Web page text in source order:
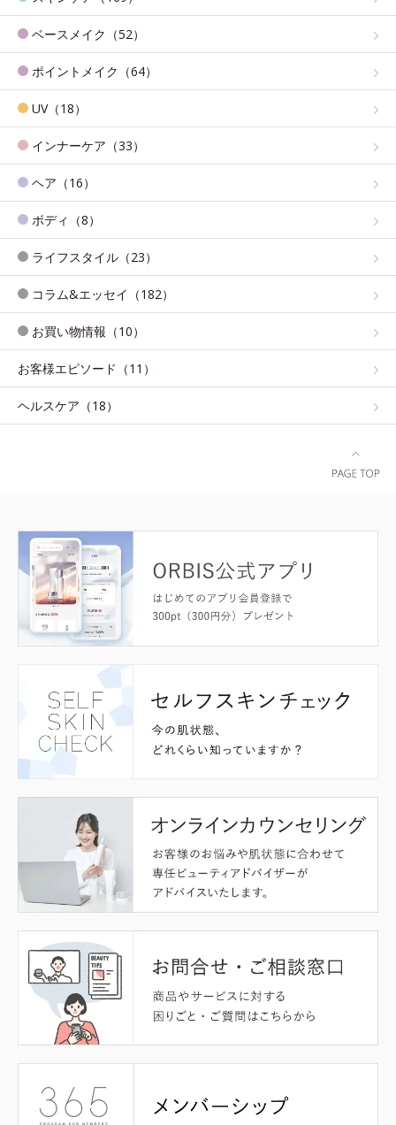
ベースメイク（52）
ポイントメイク（64）
UV（18）
インナーケア（33）
ヘア（16）
ボディ（8）
ライフスタイル（23）
コラム&エッセイ（182）
お買い物情報（10）
お客様エピソード（11）
ヘルスケア（18）